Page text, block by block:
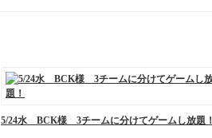
5/24水 BCK様 3チームに分けてゲームし放題！